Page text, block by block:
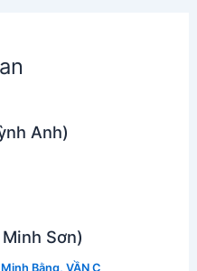
Anh)
Sơn)
Bằng, VẦN C